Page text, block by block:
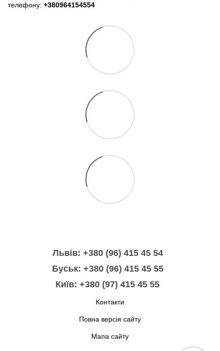
телефону: +380964154554
Львів: +380 (96) 415 45 54
Буськ: +380 (96) 415 45 55
Київ: +380 (97) 415 45 55
Контакти
Повна версія сайту
Мапа сайту